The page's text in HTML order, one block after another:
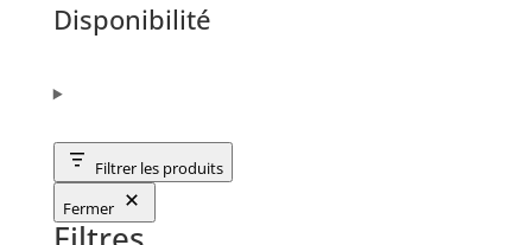
Disponibilité
Filtrer les produits
Fermer